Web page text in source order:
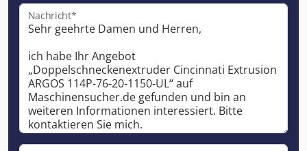
Nachricht*